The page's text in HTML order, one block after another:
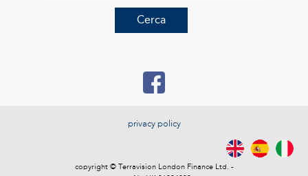
privacy policy
copyright © Terravision London Finance Ltd. -